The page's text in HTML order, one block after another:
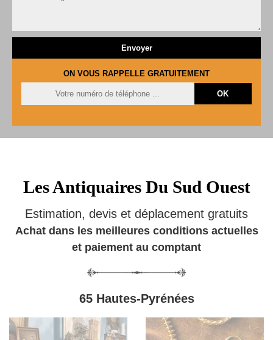
ON VOUS RAPPELLE GRATUITEMENT
Les Antiquaires Du Sud Ouest
Estimation, devis et déplacement gratuits
Achat dans les meilleures conditions actuelles
et paiement au comptant
65 Hautes-Pyrénées